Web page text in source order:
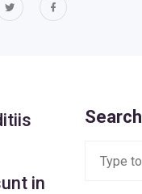
in
Search